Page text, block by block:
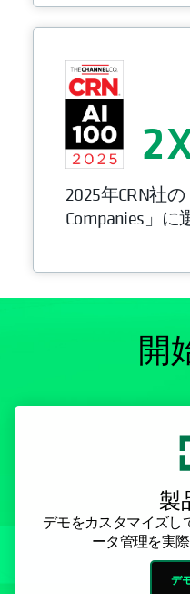
2
2025年CRN社の
Companies」に
開
製
デモをカスタマイズし
ータ管理を実
デ